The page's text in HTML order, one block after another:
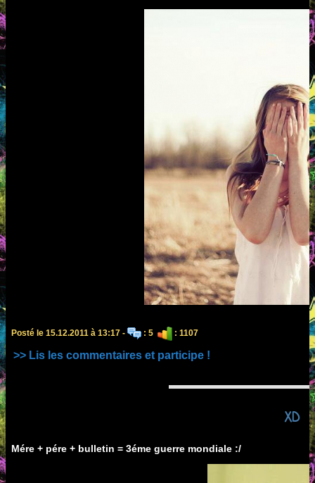
Posté le 15.12.2011 à 13:17 - : 5 : 1107
>> Lis les commentaires et participe !
XD
Mére + pére + bulletin = 3éme guerre mondiale :/